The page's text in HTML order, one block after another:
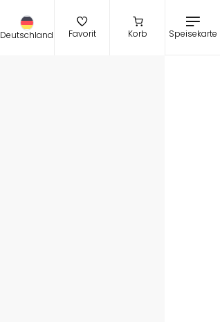
Deutschland Favorit Korb Speisekarte